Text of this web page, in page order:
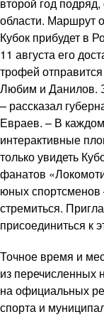
области. Маршрут
Кубок прибудет в
11 августа его
трофей
Любим и Данилов.
– рассказал
Евраев. – В
интерактивные
только увидеть
фанатов
юных спортсменов
стремиться.
присоединиться к
Точное время и
из перечисленных
на официальных
спорта и